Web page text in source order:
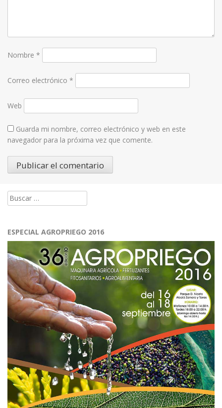
Nombre *
Correo electrónico *
Web
Guarda mi nombre, correo electrónico y web en este
navegador para la próxima vez que comente.
Buscar:
ESPECIAL AGROPRIEGO 2016